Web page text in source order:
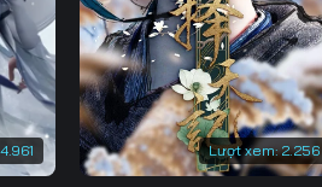
137 138
144 145
151 152
Lượt xem:2.256